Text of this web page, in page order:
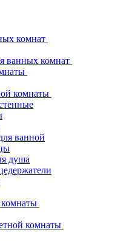
комнат
ванных комнат
комнаты
ванной
душа
комнаты
комнаты